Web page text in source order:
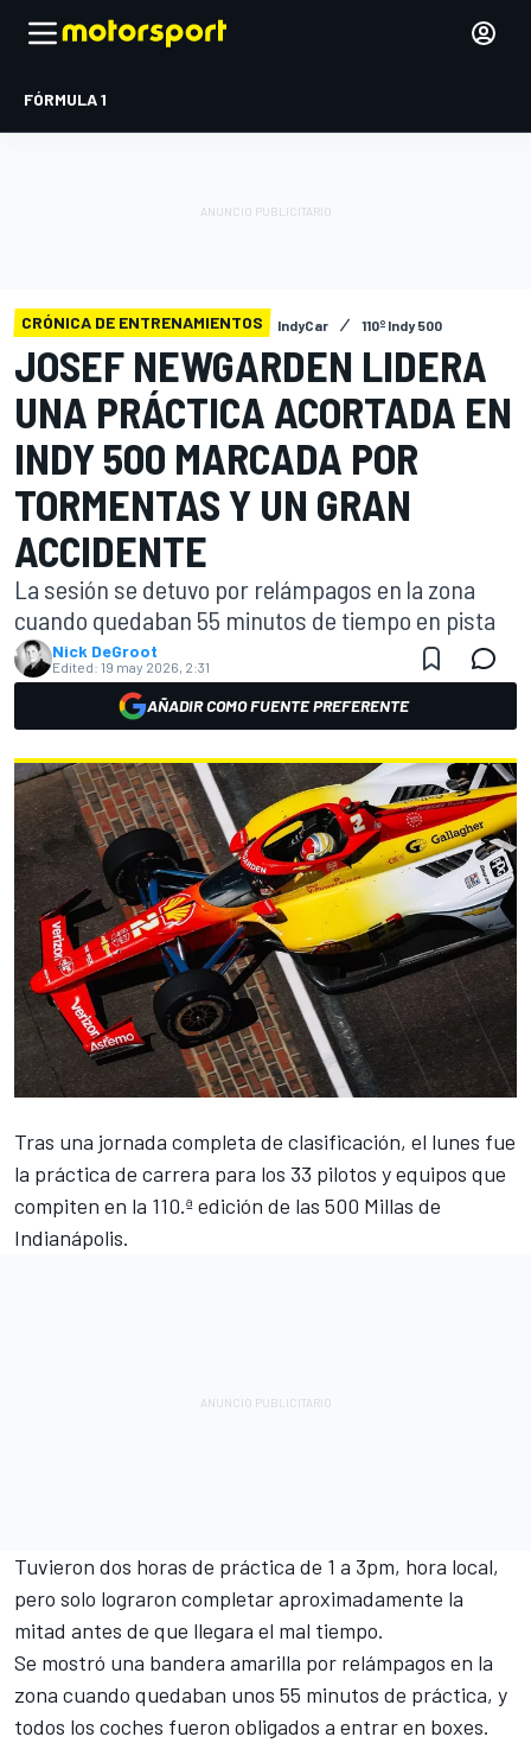
FÓRMULA 1
CRÓNICA DE ENTRENAMIENTOS IndyCar 110º Indy 500
JOSEF NEWGARDEN LIDERA
UNA PRÁCTICA ACORTADA EN
INDY 500 MARCADA POR
TORMENTAS Y UN GRAN
ACCIDENTE
La sesión se detuvo por relámpagos en la zona
cuando quedaban 55 minutos de tiempo en pista
Nick DeGroot
Edited: 19 may 2026, 2:31
AÑADIR COMO FUENTE PREFERENTE
Tras una jornada completa de clasificación, el lunes fue
la práctica de carrera para los 33 pilotos y equipos que
compiten en la 110.ª edición de las 500 Millas de
Indianápolis.
Tuvieron dos horas de práctica de 1 a 3pm, hora local,
pero solo lograron completar aproximadamente la
mitad antes de que llegara el mal tiempo.
Se mostró una bandera amarilla por relámpagos en la
zona cuando quedaban unos 55 minutos de práctica, y
todos los coches fueron obligados a entrar en boxes.